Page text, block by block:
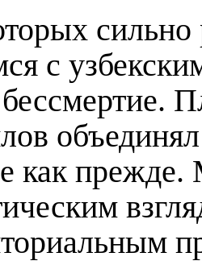
сильно
с
как прежде.